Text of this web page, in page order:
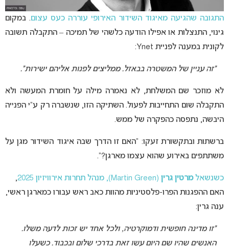
התגובה שהגיעה מאיגוד השידור האירופי עוררה כעס עצום. במקום
גינוי, התנצלות או אפילו הודעה כלשהי של תמיכה – התקבלה תשובה
לקונית במענה לפניית Ynet:
“זה עניין של המשטרה בבאזל. ממליצים לפנות אליהם ישירות”.
לא מוזכר שם המשלחת, לא נאמרה מילה על חומרת המעשה ולא
התקבלה שום התחייבות לפעול. השתיקה הזו, שנשברה רק ע”י הפנייה
היבשה, נתפסה כהפקרה של ממש.
ברשתות ובתקשורת זעקו: “האם זו הדרך שבה איגוד השידור מגן על
משתתפים באירוע שהוא עצמו מארגן?”.
כשנשאלמרטין גרין (Martin Green), מנהל תחרות אירוויזיון 2025
,
האם ההפגנות הפרו-פלסטיניות מהוות כאב ראש עבורו כמארגן ראשי,
ענה גרין:
“זו מדינה חופשית ודמוקרטיה, ולכל אחד יש זכות לדעה משלו.
האנשים שהיו שם היום עשו זאת בדרכי שלום ובכבוד. כשעלו